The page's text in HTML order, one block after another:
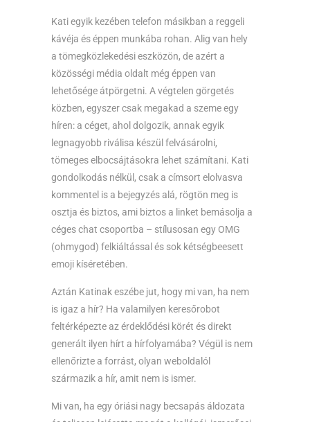
Kati egyik kezében telefon másikban a reggeli
kávéja és éppen munkába rohan. Alig van hely
a tömegközlekedési eszközön, de azért a
közösségi média oldalt még éppen van
lehetősége átpörgetni. A végtelen görgetés
közben, egyszer csak megakad a szeme egy
híren: a céget, ahol dolgozik, annak egyik
legnagyobb riválisa készül felvásárolni,
tömeges elbocsájtásokra lehet számítani. Kati
gondolkodás nélkül, csak a címsort elolvasva
kommentel is a bejegyzés alá, rögtön meg is
osztja és biztos, ami biztos a linket bemásolja a
céges chat csoportba – stílusosan egy OMG
(ohmygod) felkiáltással és sok kétségbeesett
emoji kíséretében.
Aztán Katinak eszébe jut, hogy mi van, ha nem
is igaz a hír? Ha valamilyen keresőrobot
feltérképezte az érdeklődési körét és direkt
generált ilyen hírt a hírfolyamába? Végül is nem
ellenőrizte a forrást, olyan weboldalól
származik a hír, amit nem is ismer.
Mi van, ha egy óriási nagy becsapás áldozata